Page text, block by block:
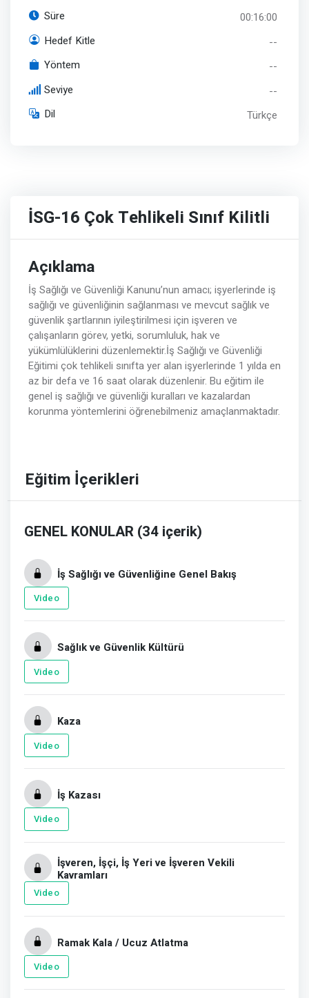
Süre 00:16:00
Hedef Kitle --
Yöntem --
Seviye --
Dil Türkçe
İSG-16 Çok Tehlikeli Sınıf Kilitli
Açıklama
İş Sağlığı ve Güvenliği Kanunu’nun amacı; işyerlerinde iş
sağlığı ve güvenliğinin sağlanması ve mevcut sağlık ve
güvenlik şartlarının iyileştirilmesi için işveren ve
çalışanların görev, yetki, sorumluluk, hak ve
yükümlülüklerini düzenlemektir.İş Sağlığı ve Güvenliği
Eğitimi çok tehlikeli sınıfta yer alan işyerlerinde 1 yılda en
az bir defa ve 16 saat olarak düzenlenir. Bu eğitim ile
genel iş sağlığı ve güvenliği kuralları ve kazalardan
korunma yöntemlerini öğrenebilmeniz amaçlanmaktadır.
Eğitim İçerikleri
GENEL KONULAR (34 içerik)
İş Sağlığı ve Güvenliğine Genel Bakış
Video
Sağlık ve Güvenlik Kültürü
Video
Kaza
Video
İş Kazası
Video
İşveren, İşçi, İş Yeri ve İşveren Vekili
Kavramları
Video
Ramak Kala / Ucuz Atlatma
Video